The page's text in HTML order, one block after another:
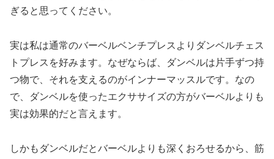
ぎると思ってください。
実は私は通常のバーベルベンチプレスよりダンベルチェス
トプレスを好みます。なぜならば、ダンベルは片手ずつ持
つ物で、それを支えるのがインナーマッスルです。なの
で、ダンベルを使ったエクササイズの方がバーベルよりも
実は効果的だと言えます。
しかもダンベルだとバーベルよりも深くおろせるから、筋